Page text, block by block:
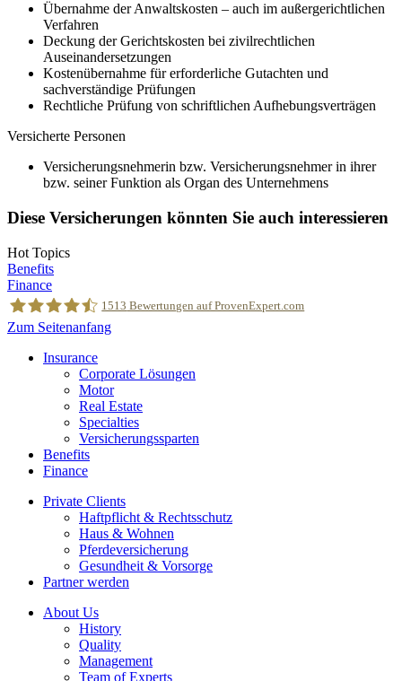
Übernahme der Anwaltskosten – auch im außergerichtlichen
Verfahren
Deckung der Gerichtskosten bei zivilrechtlichen
Auseinandersetzungen
Kostenübernahme für erforderliche Gutachten und
sachverständige Prüfungen
Rechtliche Prüfung von schriftlichen Aufhebungsverträgen
Versicherte Personen
Versicherungsnehmerin bzw. Versicherungsnehmer in ihrer
bzw. seiner Funktion als Organ des Unternehmens
Diese Versicherungen könnten Sie auch interessieren
Hot Topics
Benefits
Finance
MRH Trowe
1513 Bewertungen auf ProvenExpert.com
Zum Seitenanfang
Insurance
Corporate Lösungen
Motor
Real Estate
Specialties
Versicherungssparten
Benefits
Finance
Private Clients
Haftpflicht & Rechtsschutz
Haus & Wohnen
Pferdeversicherung
Gesundheit & Vorsorge
Partner werden
About Us
History
Quality
Management
Team of Experts